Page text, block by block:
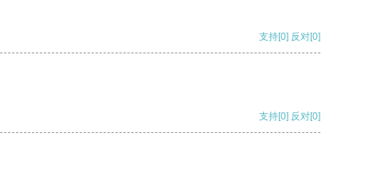
支持[0] 反对[0]
支持[0] 反对[0]